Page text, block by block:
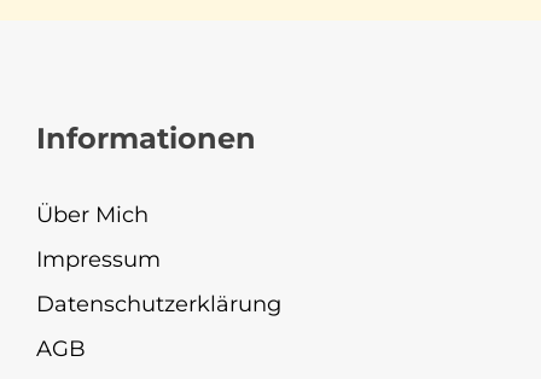
Informationen
Über Mich
Impressum
Datenschutzerklärung
AGB